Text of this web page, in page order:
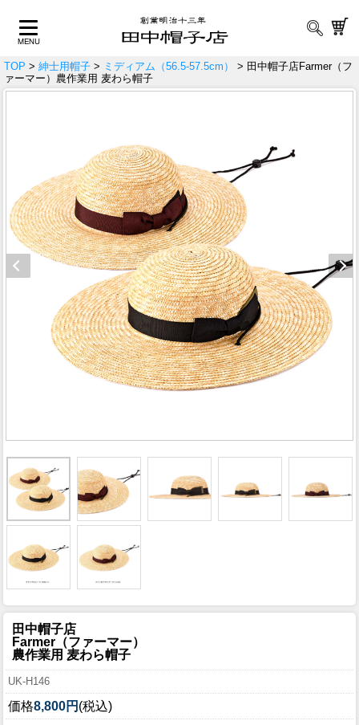
TOP > 紳士用帽子 > ミディアム（56.5-57.5cm）
> 田中帽子店Farmer（フ
ァーマー）農作業用 麦わら帽子
田中帽子店
Farmer（ファーマー）
農作業用 麦わら帽子
UK-H146
価格8,800円 (税込)